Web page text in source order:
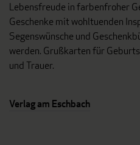
Lebensfreude in farbenfroher
Geschenke mit wohltuenden
Segenswünsche und
werden. Grußkarten für
und Trauer.
Verlag am Eschbach